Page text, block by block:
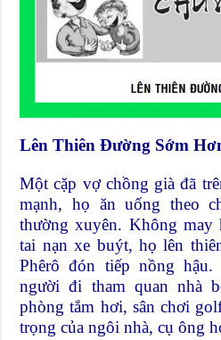
Lên Thiên Đường Sớm
Một cặp vợ chồng già đã
mạnh, họ ăn uống theo
thường xuyên. Không
tai nạn xe buýt, họ lên
Phêrô đón tiếp nồng hậu.
người đi tham quan nhà
phòng tắm hơi, sân chơi
trọng của ngôi nhà, cụ ông